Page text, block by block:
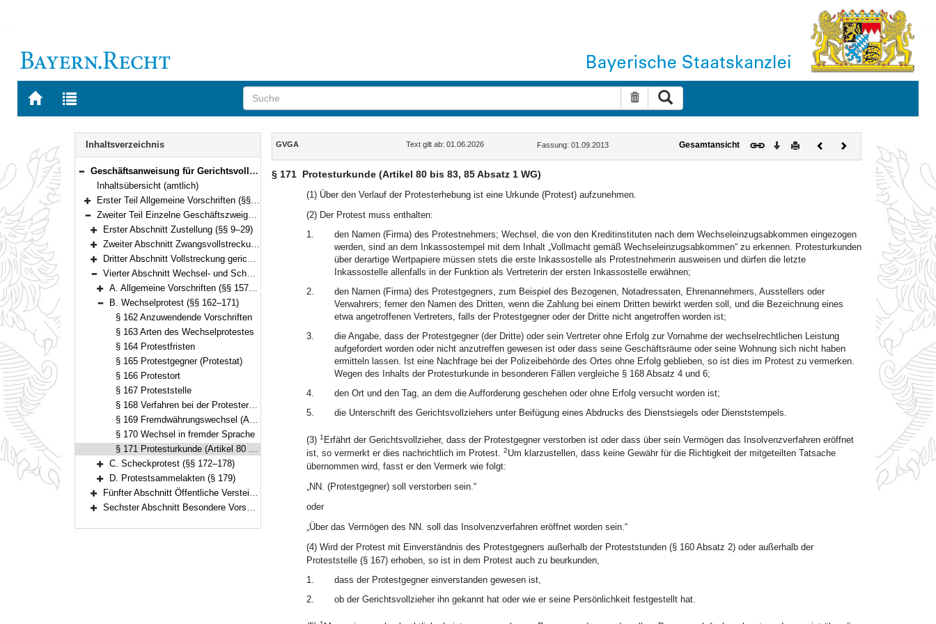
Zur
BAYERN.RECHT
Zur
letzten
Suche zurücksetzen
Navigation
Inhaltsverzeichnis
Bereich reduzieren
Geschäftsanweisung für Gerichtsvollzieher (GVGA) (§§ 1–199)
Inhaltsübersicht (amtlich)
Bereich erweitern
Erster Teil Allgemeine Vorschriften (§§ 1–8)
Bereich reduzieren
Zweiter Teil Einzelne Geschäftszweige (§§ 9–199)
Bereich erweitern
Erster Abschnitt Zustellung (§§ 9–29)
Bereich erweitern
Zweiter Abschnitt Zwangsvollstreckung nach den Vorschriften der ZPO (§§ 30–155)
Bereich erweitern
Dritter Abschnitt Vollstreckung gerichtlicher Anordnungen nach dem Gesetz über das Verfahren in Familiensachen und in den Angelegenheiten der freiwilligen Gerichtsbarkeit (§ 156)
Bereich reduzieren
Vierter Abschnitt Wechsel- und Scheckprotest (§§ 157–179)
Bereich erweitern
A. Allgemeine Vorschriften (§§ 157–161)
Bereich reduzieren
B. Wechselprotest (§§ 162–171)
§ 162 Anzuwendende Vorschriften
§ 163 Arten des Wechselprotestes
§ 164 Protestfristen
§ 165 Protestgegner (Protestat)
§ 166 Protestort
§ 167 Proteststelle
§ 168 Verfahren bei der Protesterhebung
§ 169 Fremdwährungswechsel (Artikel 41 WG)
§ 170 Wechsel in fremder Sprache
§ 171 Protesturkunde (Artikel 80 bis 83, 85 Absatz 1 WG)
Bereich erweitern
C. Scheckprotest (§§ 172–178)
Bereich erweitern
D. Protestsammelakten (§ 179)
Bereich erweitern
Fünfter Abschnitt Öffentliche Versteigerung und freihändiger Verkauf außerhalb der Zwangsvollstreckung (§§ 180–195)
Sechster Abschnitt Besondere Vorschriften über die Beitreibung nach dem Justizbeitreibungsgesetz und im Verwaltungsvollstreckungsverfahren (§§ 196–199)
Inhalt
GVGA Text gilt ab: 01.06.2026 Fassung: 01.09.2013 Gesamtansicht Download
DruckenVorherigesNächstes
Dokument
§ 171 Protesturkunde (Artikel 80 bis 83, 85 Absatz 1 WG)
(1) Über den Verlauf der Protesterhebung ist eine Urkunde (Protest) aufzunehmen.
(2) Der Protest muss enthalten:
1.
den Namen (Firma) des Protestnehmers; Wechsel, die von den Kreditinstituten nach dem Wechseleinzugsabkommen eingezogen
werden, sind an dem Inkassostempel mit dem Inhalt „Vollmacht gemäß Wechseleinzugsabkommen“ zu erkennen. Protesturkunden
über derartige Wertpapiere müssen stets die erste Inkassostelle als Protestnehmerin ausweisen und dürfen die letzte
Inkassostelle allenfalls in der Funktion als Vertreterin der ersten Inkassostelle erwähnen;
2.
den Namen (Firma) des Protestgegners, zum Beispiel des Bezogenen, Notadressaten, Ehrenannehmers, Ausstellers oder
Verwahrers; ferner den Namen des Dritten, wenn die Zahlung bei einem Dritten bewirkt werden soll, und die Bezeichnung eines
etwa angetroffenen Vertreters, falls der Protestgegner oder der Dritte nicht angetroffen worden ist;
3.
die Angabe, dass der Protestgegner (der Dritte) oder sein Vertreter ohne Erfolg zur Vornahme der wechselrechtlichen Leistung
aufgefordert worden oder nicht anzutreffen gewesen ist oder dass seine Geschäftsräume oder seine Wohnung sich nicht haben
ermitteln lassen. Ist eine Nachfrage bei der Polizeibehörde des Ortes ohne Erfolg geblieben, so ist dies im Protest zu vermerken.
Wegen des Inhalts der Protesturkunde in besonderen Fällen vergleiche § 168 Absatz 4 und 6;
4.
den Ort und den Tag, an dem die Aufforderung geschehen oder ohne Erfolg versucht worden ist;
5.
die Unterschrift des Gerichtsvollziehers unter Beifügung eines Abdrucks des Dienstsiegels oder Dienststempels.
(3) 1 Erfährt der Gerichtsvollzieher, dass der Protestgegner verstorben ist oder dass über sein Vermögen das Insolvenzverfahren eröffnet
ist, so vermerkt er dies nachrichtlich im Protest. 2Um klarzustellen, dass keine Gewähr für die Richtigkeit der mitgeteilten Tatsache
übernommen wird, fasst er den Vermerk wie folgt:
„NN. (Protestgegner) soll verstorben sein.“
oder
„Über das Vermögen des NN. soll das Insolvenzverfahren eröffnet worden sein.“
(4) Wird der Protest mit Einverständnis des Protestgegners außerhalb der Proteststunden (§ 160 Absatz 2) oder außerhalb der
Proteststelle (§ 167) erhoben, so ist in dem Protest auch zu beurkunden,
1.
dass der Protestgegner einverstanden gewesen ist,
2.
ob der Gerichtsvollzieher ihn gekannt hat oder wie er seine Persönlichkeit festgestellt hat.